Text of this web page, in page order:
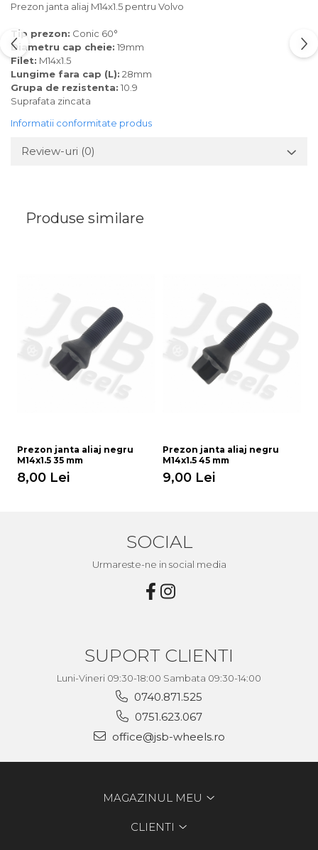
Prezon janta aliaj M14x1.5 pentru Volvo
Tip prezon: Conic 60°
Diametru cap cheie: 19mm
Filet: M14x1.5
Lungime fara cap (L): 28mm
Grupa de rezistenta: 10.9
Suprafata zincata
Informatii conformitate produs
Review-uri (0)
Produse similare
Prezon janta aliaj negru
M14x1.5 35 mm
8,00 Lei
Prezon janta aliaj negru
M14x1.5 45 mm
9,00 Lei
SOCIAL
Urmareste-ne in social media
SUPORT CLIENTI
Luni-Vineri 09:30-18:00 Sambata 09:30-14:00
0740.871.525
0751.623.067
office@jsb-wheels.ro
MAGAZINUL MEU
CLIENTI